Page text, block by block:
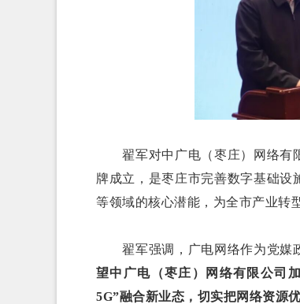
翟军对中广电（枣庄）网络有限
牌成立，是枣庄市完善数字基础设
等领域的核心潜能，为全市产业转
翟军强调，广电网络作为党媒政
望中广电（枣庄）网络有限公司
5G”融合新业态，切实把网络资源